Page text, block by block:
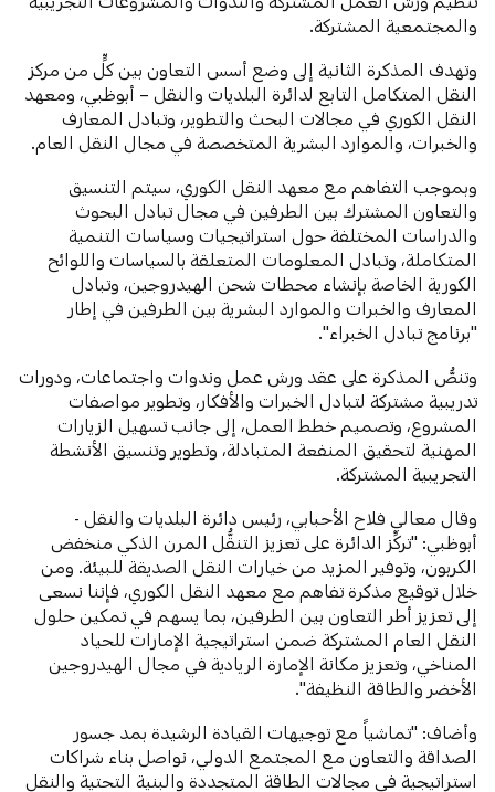
والمجتمعية المشتركة.
وتهدف المذكرة الثانية إلى وضع أسس التعاون بين كلٍّ من مركز
النقل المتكامل التابع لدائرة البلديات والنقل – أبوظبي، ومعهد
النقل الكوري في مجالات البحث والتطوير، وتبادل المعارف
والخبرات، والموارد البشرية المتخصصة في مجال النقل العام.
وبموجب التفاهم مع معهد النقل الكوري، سيتم التنسيق
والتعاون المشترك بين الطرفين في مجال تبادل البحوث
والدراسات المختلفة حول استراتيجيات وسياسات التنمية
المتكاملة، وتبادل المعلومات المتعلقة بالسياسات واللوائح
الكورية الخاصة بإنشاء محطات شحن الهيدروجين، وتبادل
المعارف والخبرات والموارد البشرية بين الطرفين في إطار
"برنامج تبادل الخبراء".
وتنصُّ المذكرة على عقد ورش عمل وندوات واجتماعات، ودورات
تدريبية مشتركة لتبادل الخبرات والأفكار، وتطوير مواصفات
المشروع، وتصميم خطط العمل، إلى جانب تسهيل الزيارات
المهنية لتحقيق المنفعة المتبادلة، وتطوير وتنسيق الأنشطة
التجريبية المشتركة.
وقال معالي فلاح الأحبابي، رئيس دائرة البلديات والنقل -
أبوظبي: "تركِّز الدائرة على تعزيز التنقُّل المرن الذكي منخفض
الكربون، وتوفير المزيد من خيارات النقل الصديقة للبيئة. ومن
خلال توقيع مذكرة تفاهم مع معهد النقل الكوري، فإننا نسعى
إلى تعزيز أطر التعاون بين الطرفين، بما يسهم في تمكين حلول
النقل العام المشتركة ضمن استراتيجية الإمارات للحياد
المناخي، وتعزيز مكانة الإمارة الريادية في مجال الهيدروجين
الأخضر والطاقة النظيفة".
وأضاف: "تماشياً مع توجيهات القيادة الرشيدة بمد جسور
الصداقة والتعاون مع المجتمع الدولي، نواصل بناء شراكات
استراتيجية في مجالات الطاقة المتجددة والبنية التحتية والنقل